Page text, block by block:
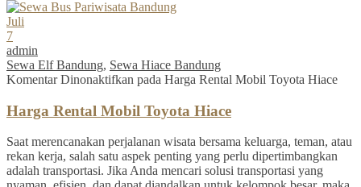
Juli
7
admin
Sewa Elf Bandung, Sewa Hiace Bandung
Komentar Dinonaktifkan pada Harga Rental Mobil Toyota Hiace
Harga Rental Mobil Toyota Hiace
Saat merencanakan perjalanan wisata bersama keluarga, teman, atau
rekan kerja, salah satu aspek penting yang perlu dipertimbangkan
adalah transportasi. Jika Anda mencari solusi transportasi yang